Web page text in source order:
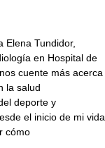
Elena Tundidor,
en Hospital de
cuente más acerca
la salud
deporte y
el inicio de mi vida
cómo